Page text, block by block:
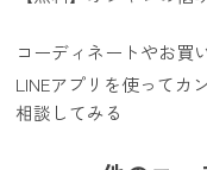
コーディネートやお買
LINEアプリを使ってカ
相談してみる